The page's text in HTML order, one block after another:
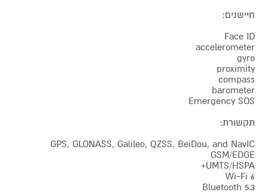
חיישנים:
Face ID
accelerometer
gyro
proximity
compass
barometer
Emergency SOS
תקשורת:
GPS, GLONASS, Galileo, QZSS, BeiDou, and NavIC
GSM/EDGE
UMTS/HSPA+
Wi‑Fi 6
Bluetooth 5.3